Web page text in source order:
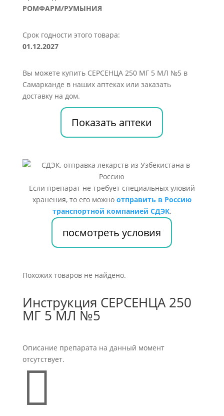
РОМФАРМ/РУМЫНИЯ
Срок годности этого товара:
01.12.2027
Вы можете купить СЕРСЕНЦА 250 МГ 5 МЛ №5 в
Самарканде в наших аптеках или заказать
доставку на дом.
Показать аптеки
Если препарат не требует специальных уловий
хранения, то его можно отправить в Россию
транспортной компанией СДЭК.
посмотреть условия
Похожих товаров не найдено.
Инструкция СЕРСЕНЦА 250
МГ 5 МЛ №5
Описание препарата на данный момент
отсутствует.
